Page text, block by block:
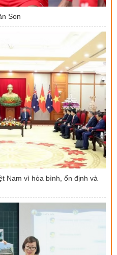
Son
Nam vì hòa bình, ổn định và